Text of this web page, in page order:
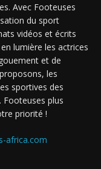
Avec Footeuses
du sport
vidéos et écrits
lumière les actrices
et de
les
sportives des
Footeuses plus
priorité !
africa.com